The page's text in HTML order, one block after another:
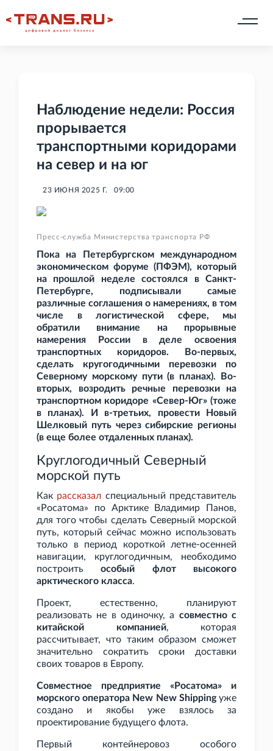
Наблюдение недели: Россия
прорывается
транспортными коридорами
на север и на юг
23 ИЮНЯ 2025 Г. 09:00
Пресс-служба Министерства транспорта РФ
Пока на Петербургском международном
экономическом форуме (ПФЭМ), который
на прошлой неделе состоялся в Санкт-
Петербурге, подписывали самые
различные соглашения о намерениях, в том
числе в логистической сфере, мы
обратили внимание на прорывные
намерения России в деле освоения
транспортных коридоров. Во-первых,
сделать кругогодичными перевозки по
Северному морскому пути (в планах). Во-
вторых, возродить речные перевозки на
транспортном коридоре «Север-Юг» (тоже
в планах). И в-третьих, провести Новый
Шелковый путь через сибирские регионы
(в еще более отдаленных планах).
Круглогодичный Северный
морской путь
Как рассказал специальный представитель
«Росатома» по Арктике Владимир Панов,
для того чтобы сделать Северный морской
путь, который сейчас можно использовать
только в период короткой летне-осенней
навигации, круглогодичным, необходимо
построитьособый флот высокого
арктического класса.
Проект, естественно, планируют
реализовать не в одиночку, а совместно с
китайской компанией, которая
рассчитывает, что таким образом сможет
значительно сократить сроки доставки
своих товаров в Европу.
Совместное предприятие «Росатома» и
морского оператора New New Shippingуже
создано и якобы уже взялось за
проектирование будущего флота.
Первый контейнеровоз особого